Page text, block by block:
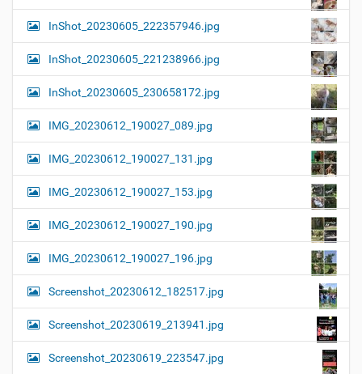
InShot_20230605_222357946.jpg
InShot_20230605_221238966.jpg
InShot_20230605_230658172.jpg
IMG_20230612_190027_089.jpg
IMG_20230612_190027_131.jpg
IMG_20230612_190027_153.jpg
IMG_20230612_190027_190.jpg
IMG_20230612_190027_196.jpg
Screenshot_20230612_182517.jpg
Screenshot_20230619_213941.jpg
Screenshot_20230619_223547.jpg